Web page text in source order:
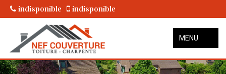
indisponible indisponible
MENU